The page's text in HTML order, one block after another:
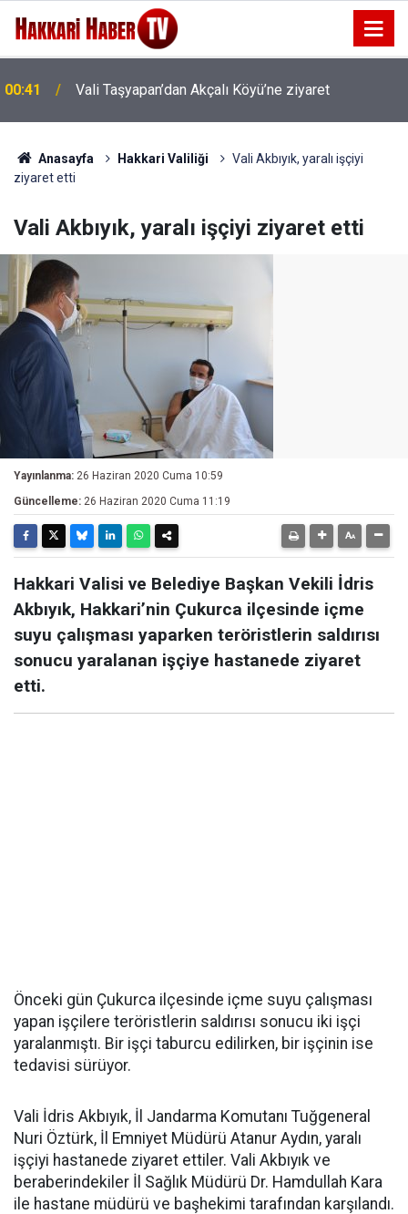
00:37 Vali Taşyapan Akbulut Köyü’nü ziyaret etti
Anasayfa Hakkari Valiliği
Vali Akbıyık, yaralı işçiyi
ziyaret etti
Vali Akbıyık, yaralı işçiyi ziyaret etti
Yayınlanma: 26 Haziran 2020 Cuma 10:59
Güncelleme: 26 Haziran 2020 Cuma 11:19
Hakkari Valisi ve Belediye Başkan Vekili İdris
Akbıyık, Hakkari’nin Çukurca ilçesinde içme
suyu çalışması yaparken teröristlerin saldırısı
sonucu yaralanan işçiye hastanede ziyaret
etti.
Önceki gün Çukurca ilçesinde içme suyu çalışması
yapan işçilere teröristlerin saldırısı sonucu iki işçi
yaralanmıştı. Bir işçi taburcu edilirken, bir işçinin ise
tedavisi sürüyor.
Vali İdris Akbıyık, İl Jandarma Komutanı Tuğgeneral
Nuri Öztürk, İl Emniyet Müdürü Atanur Aydın, yaralı
işçiyi hastanede ziyaret ettiler. Vali Akbıyık ve
beraberindekiler İl Sağlık Müdürü Dr. Hamdullah Kara
ile hastane müdürü ve başhekimi tarafından karşılandı.